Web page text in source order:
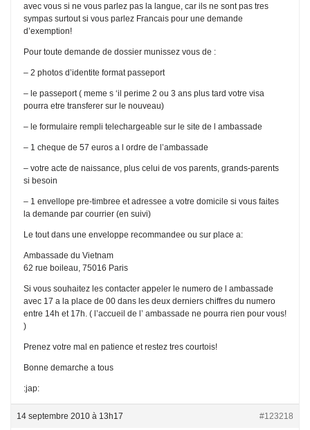
avec vous si ne vous parlez pas la langue, car ils ne sont pas tres
sympas surtout si vous parlez Francais pour une demande
d’exemption!
Pour toute demande de dossier munissez vous de :
– 2 photos d’identite format passeport
– le passeport ( meme s ‘il perime 2 ou 3 ans plus tard votre visa
pourra etre transferer sur le nouveau)
– le formulaire rempli telechargeable sur le site de l ambassade
– 1 cheque de 57 euros a l ordre de l’ambassade
– votre acte de naissance, plus celui de vos parents, grands-parents
si besoin
– 1 envellope pre-timbree et adressee a votre domicile si vous faites
la demande par courrier (en suivi)
Le tout dans une enveloppe recommandee ou sur place a:
Ambassade du Vietnam
62 rue boileau, 75016 Paris
Si vous souhaitez les contacter appeler le numero de l ambassade
avec 17 a la place de 00 dans les deux derniers chiffres du numero
entre 14h et 17h. ( l’accueil de l’ ambassade ne pourra rien pour vous!
)
Prenez votre mal en patience et restez tres courtois!
Bonne demarche a tous
:jap:
14 septembre 2010 à 13h17 #123218